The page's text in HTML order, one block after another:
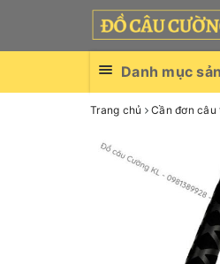
Danh mục
Trang chủ Cần đơn câu